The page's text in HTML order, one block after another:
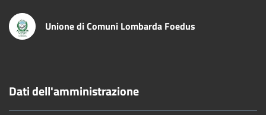
Unione di Comuni Lombarda Foedus
Dati dell'amministrazione